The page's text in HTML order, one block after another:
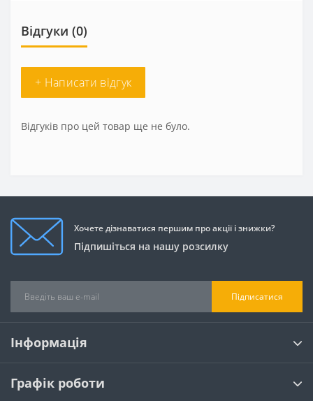
Відгуки (0)
+ Написати відгук
Відгуків про цей товар ще не було.
Хочете дізнаватися першим про акції і знижки?
Підпишіться на нашу розсилку
Підписатися
Інформація
Графік роботи